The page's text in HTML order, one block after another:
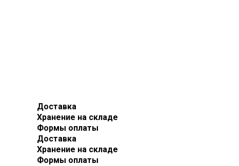
Доставка
Хранение на складе
Формы оплаты
Доставка
Хранение на складе
Формы оплаты